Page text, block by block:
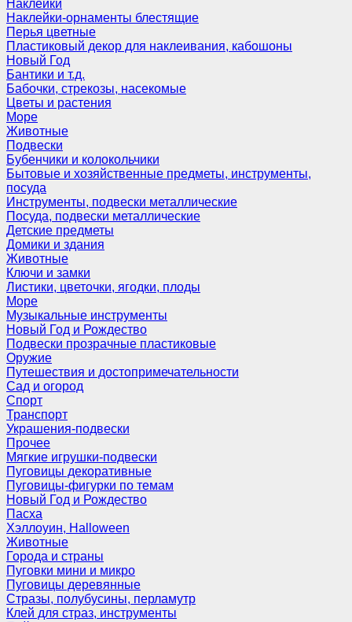
Наклейки
Наклейки-орнаменты блестящие
Перья цветные
Пластиковый декор для наклеивания, кабошоны
Новый Год
Бантики и т.д.
Бабочки, стрекозы, насекомые
Цветы и растения
Море
Животные
Подвески
Бубенчики и колокольчики
Бытовые и хозяйственные предметы, инструменты,
посуда
Инструменты, подвески металлические
Посуда, подвески металлические
Детские предметы
Домики и здания
Животные
Ключи и замки
Листики, цветочки, ягодки, плоды
Море
Музыкальные инструменты
Новый Год и Рождество
Подвески прозрачные пластиковые
Оружие
Путешествия и достопримечательности
Сад и огород
Спорт
Транспорт
Украшения-подвески
Прочее
Мягкие игрушки-подвески
Пуговицы декоративные
Пуговицы-фигурки по темам
Новый Год и Рождество
Пасха
Хэллоуин, Halloween
Животные
Города и страны
Пуговки мини и микро
Пуговицы деревянные
Стразы, полубусины, перламутр
Клей для страз, инструменты